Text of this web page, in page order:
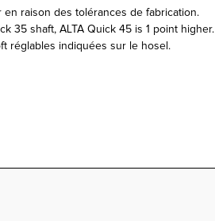
raison des tolérances de fabrication.
35 shaft, ALTA Quick 45 is 1 point higher.
réglables indiquées sur le hosel.